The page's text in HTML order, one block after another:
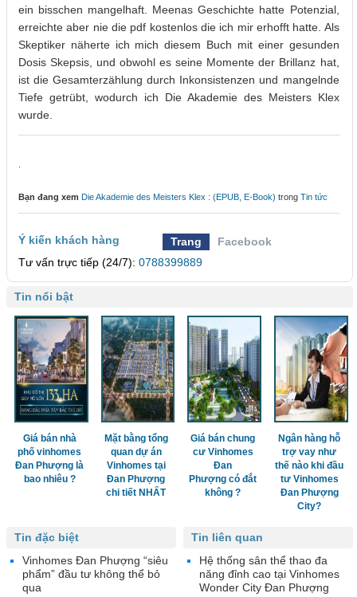
ein bisschen mangelhaft. Meenas Geschichte hatte Potenzial,
erreichte aber nie die pdf kostenlos die ich mir erhofft hatte. Als
Skeptiker näherte ich mich diesem Buch mit einer gesunden
Dosis Skepsis, und obwohl es seine Momente der Brillanz hat,
ist die Gesamterzählung durch Inkonsistenzen und mangelnde
Tiefe getrübt, wodurch ich Die Akademie des Meisters Klex
wurde.
Bạn đang xem Die Akademie des Meisters Klex : (EPUB, E-Book) trong Tin tức
Ý kiến khách hàng Trang
Facebook
Tư vấn trực tiếp (24/7): 0788399889
Tin nổi bật
Giá bán nhà
phố vinhomes
Đan Phượng là
bao nhiêu ?
Mặt bằng tổng
quan dự án
Vinhomes tại
Đan Phượng
chi tiết NHẤT
Giá bán chung
cư Vinhomes
Đan
Phượng có đắt
không ?
Ngân hàng hỗ
trợ vay như
thế nào khi đầu
tư Vinhomes
Đan Phượng
City?
Tin liên quan
Hệ thống sân thể thao đa
năng đỉnh cao tại Vinhomes
Wonder City Đan Phượng
Tin đặc biệt
Vinhomes Đan Phượng “siêu
phẩm” đầu tư không thể bỏ
qua